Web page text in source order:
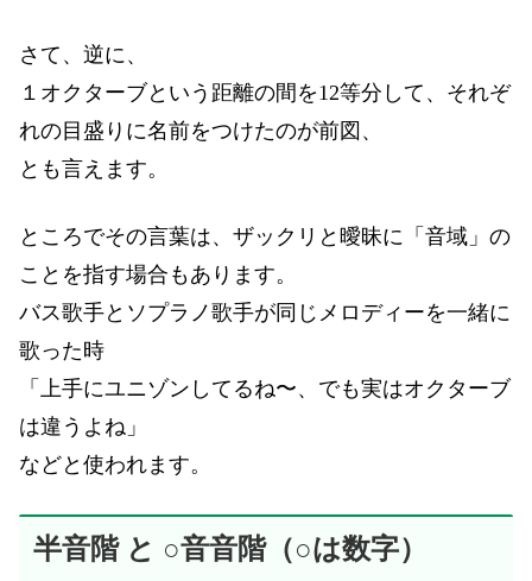
さて、逆に、
１オクターブという距離の間を12等分して、それぞ
れの目盛りに名前をつけたのが前図、
とも言えます。
ところでその言葉は、ザックリと曖昧に「音域」の
ことを指す場合もあります。
バス歌手とソプラノ歌手が同じメロディーを一緒に
歌った時
「上手にユニゾンしてるね〜、でも実はオクターブ
は違うよね」
などと使われます。
半音階 と ○音音階（○は数字）